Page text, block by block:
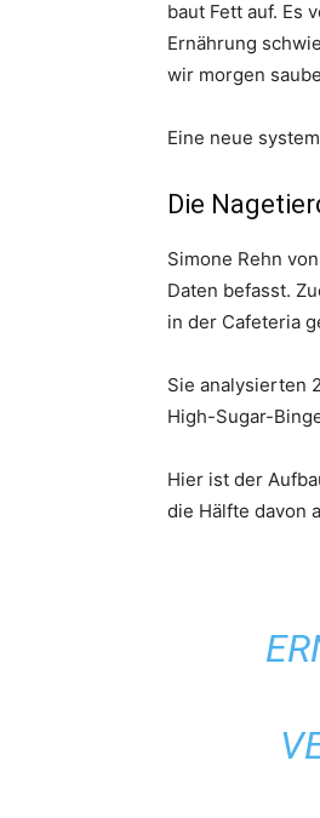
baut Fett auf. Es
Ernährung
wir morgen
Eine neue
Die
Simone Rehn
Daten befasst.
in der Cafeteria
Sie analysierten
High-Sugar-
Hier ist der
die Hälfte davon